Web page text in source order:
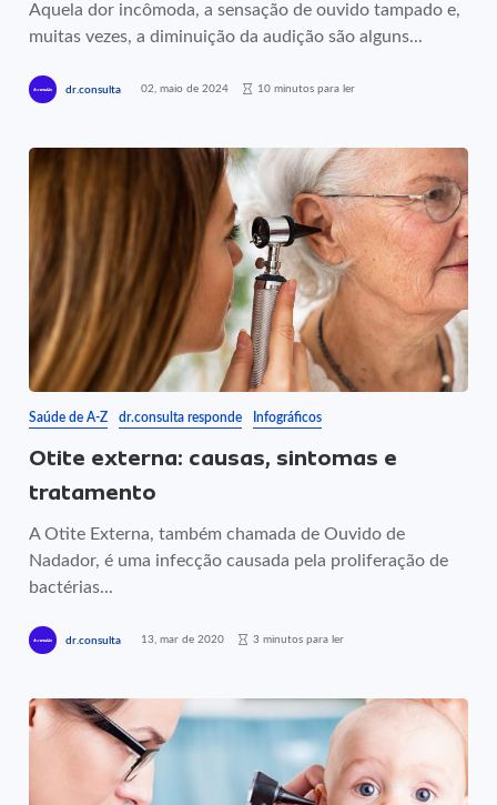
Aquela dor incômoda, a sensação de ouvido tampado e,
muitas vezes, a diminuição da audição são alguns...
dr.consulta 02, maio de 2024 10 minutos para ler
Saúde de A-Z dr.consulta responde Infográficos
Otite externa: causas, sintomas e
tratamento
A Otite Externa, também chamada de Ouvido de
Nadador, é uma infecção causada pela proliferação de
bactérias...
dr.consulta 13, mar de 2020 3 minutos para ler